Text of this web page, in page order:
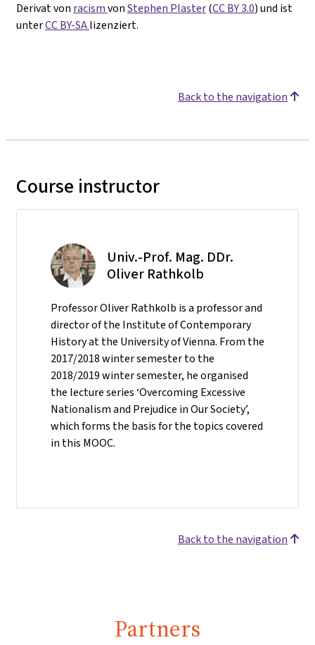
Derivat von racismvonStephen Plaster(CC BY 3.0) und ist
unterCC BY-SAlizenziert.
Back to the navigation
Course instructor
Univ.-Prof. Mag. DDr.
Oliver Rathkolb
Professor Oliver Rathkolb is a professor and
director of the Institute of Contemporary
History at the University of Vienna. From the
2017/2018 winter semester to the
2018/2019 winter semester, he organised
the lecture series ‘Overcoming Excessive
Nationalism and Prejudice in Our Society’,
which forms the basis for the topics covered
in this MOOC.
Back to the navigation
Partners